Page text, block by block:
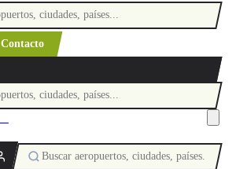
Contacto